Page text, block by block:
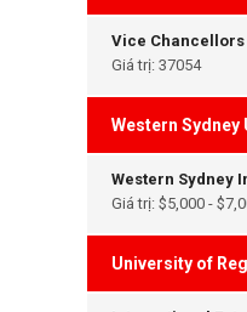
Vice Chancellors
Giá trị: 37054
Western Sydney
Western Sydney
Giá trị: $5,000 -
University of